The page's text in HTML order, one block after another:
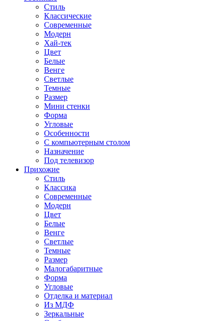
Стиль
Классические
Современные
Модерн
Хай-тек
Цвет
Белые
Венге
Светлые
Темные
Размер
Мини стенки
Форма
Угловые
Особенности
С компьютерным столом
Назначение
Под телевизор
Прихожие
Стиль
Классика
Современные
Модерн
Цвет
Белые
Венге
Светлые
Темные
Размер
Малогабаритные
Форма
Угловые
Отделка и материал
Из МДФ
Зеркальные